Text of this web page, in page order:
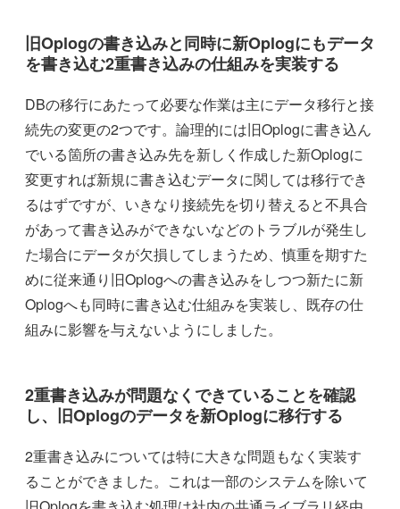
旧Oplogの書き込みと同時に新Oplogにもデータ
を書き込む2重書き込みの仕組みを実装する
DBの移行にあたって必要な作業は主にデータ移行と接
続先の変更の2つです。論理的には旧Oplogに書き込ん
でいる箇所の書き込み先を新しく作成した新Oplogに
変更すれば新規に書き込むデータに関しては移行でき
るはずですが、いきなり接続先を切り替えると不具合
があって書き込みができないなどのトラブルが発生し
た場合にデータが欠損してしまうため、慎重を期すた
めに従来通り旧Oplogへの書き込みをしつつ新たに新
Oplogへも同時に書き込む仕組みを実装し、既存の仕
組みに影響を与えないようにしました。
2重書き込みが問題なくできていることを確認
し、旧Oplogのデータを新Oplogに移行する
2重書き込みについては特に大きな問題もなく実装す
ることができました。これは一部のシステムを除いて